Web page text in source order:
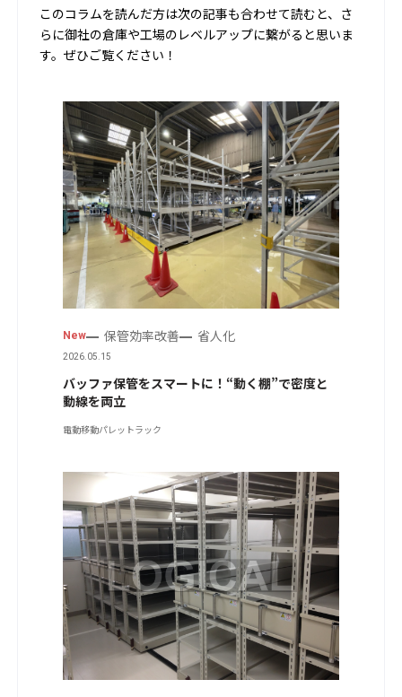
このコラムを読んだ方は次の記事も合わせて読むと、さ
らに御社の倉庫や工場のレベルアップに繋がると思いま
す。ぜひご覧ください！
New 保管効率改善 省人化
2026.05.15
バッファ保管をスマートに！“動く棚”で密度と
動線を両立
電動移動パレットラック